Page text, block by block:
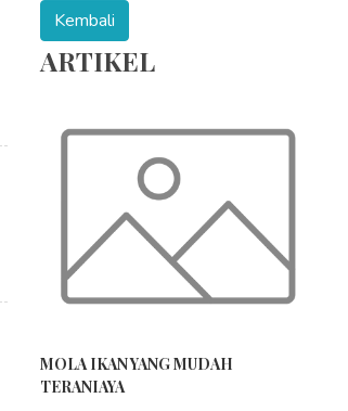
ARTIKEL
MOLA IKAN YANG MUDAH
TERANIAYA